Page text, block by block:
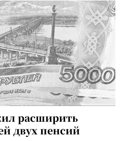
расширить
двух пенсий